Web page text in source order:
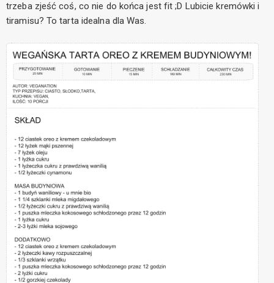
trzeba zjeść coś, co nie do końca jest fit ;D Lubicie kremówki i
tiramisu? To tarta idealna dla Was.